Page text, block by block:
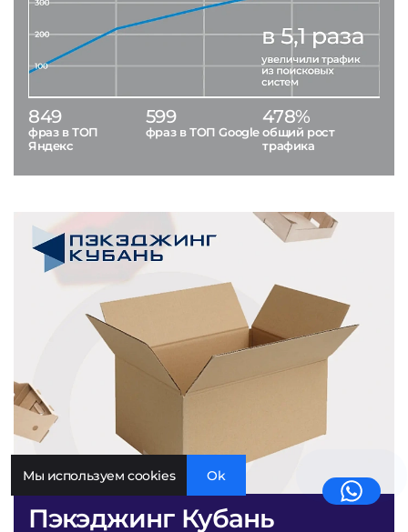
Пэкэджинг Кубань
849
фраз в ТОП
Яндекс
599
фраз в ТОП Google
478%
общий рост
трафика
Мы используем cookies Ok